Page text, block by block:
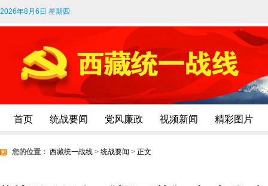
2026年8月6日 星期四
首页 统战要闻 党风廉政 视频新闻 精彩图片
您的位置： 西藏统一战线 > 统战要闻 > 正文